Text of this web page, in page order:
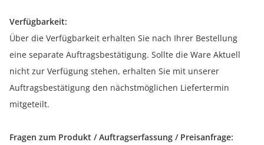
Verfügbarkeit:
Über die Verfügbarkeit erhalten Sie nach Ihrer Bestellung
eine separate Auftragsbestätigung. Sollte die Ware Aktuell
nicht zur Verfügung stehen, erhalten Sie mit unserer
Auftragsbestätigung den nächstmöglichen Liefertermin
mitgeteilt.
Fragen zum Produkt / Auftragserfassung / Preisanfrage: